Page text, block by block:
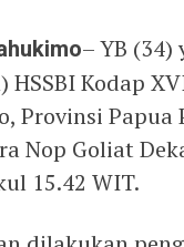
– YB
HSSBI Kodap
Provinsi Papua
Nop Goliat
15.42 WIT.